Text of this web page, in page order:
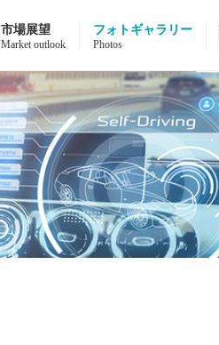
市場展望
Market outlook
フォトギャラリー
Photos